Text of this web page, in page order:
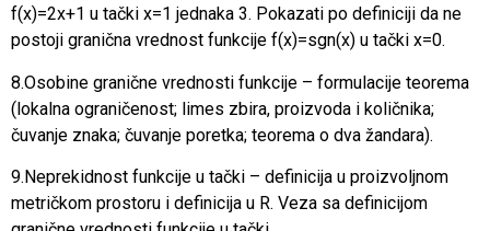
f(x)=2x+1 u tački x=1 jednaka 3. Pokazati po definiciji da ne
postoji granična vrednost funkcije f(x)=sgn(x) u tački x=0.
8.Osobine granične vrednosti funkcije – formulacije teorema
(lokalna ograničenost; limes zbira, proizvoda i količnika;
čuvanje znaka; čuvanje poretka; teorema o dva žandara).
9.Neprekidnost funkcije u tački – definicija u proizvoljnom
metričkom prostoru i definicija u R. Veza sa definicijom